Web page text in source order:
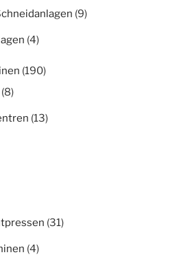
(9)
(4)
(190)
(8)
(13)
(31)
(4)